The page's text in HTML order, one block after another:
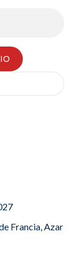
Francia, Azar